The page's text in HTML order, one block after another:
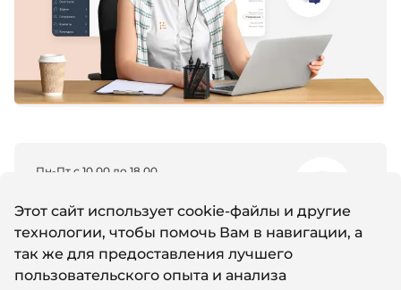
Пн-Пт с 10.00 до 18.00
Email
Этот сайт использует cookie-файлы и другие
технологии, чтобы помочь Вам в навигации, а
так же для предоставления лучшего
пользовательского опыта и анализа